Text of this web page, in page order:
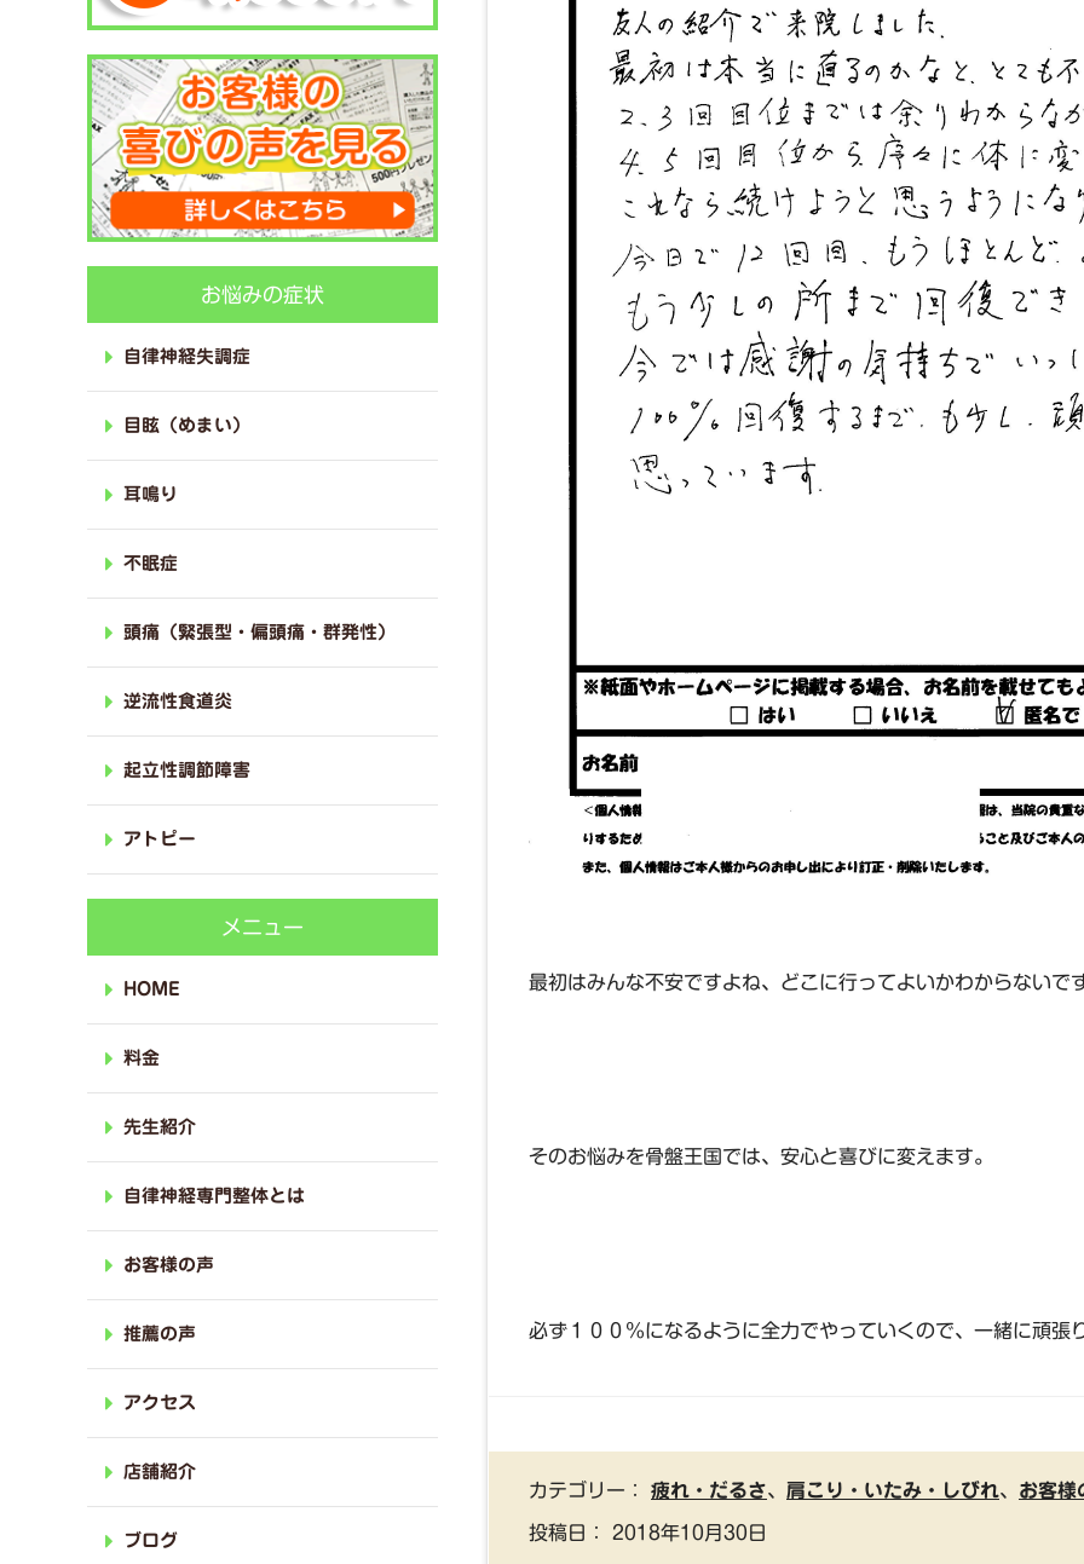
最初はみんな不安ですよね、どこに行ってよいかわからないで
そのお悩みを骨盤王国では、安心と喜びに変えます。
必ず１００％になるように全力でやっていくので、一緒に頑張
カテゴリー： 疲れ・だるさ、 肩こり・いたみ・しびれ、 お客様
投稿日： 2018年10月30日
お悩みの症状
自律神経失調症
目眩（めまい）
耳鳴り
不眠症
頭痛（緊張型・偏頭痛・群発性）
逆流性食道炎
起立性調節障害
アトピー
メニュー
HOME
料金
先生紹介
自律神経専門整体とは
お客様の声
推薦の声
アクセス
店舗紹介
ブログ